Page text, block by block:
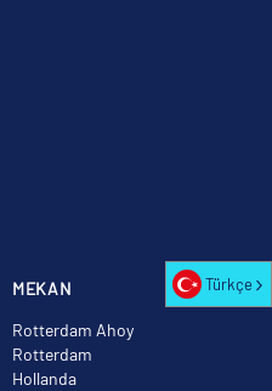
MEKAN
Rotterdam Ahoy
Rotterdam
Hollanda
Türkçe